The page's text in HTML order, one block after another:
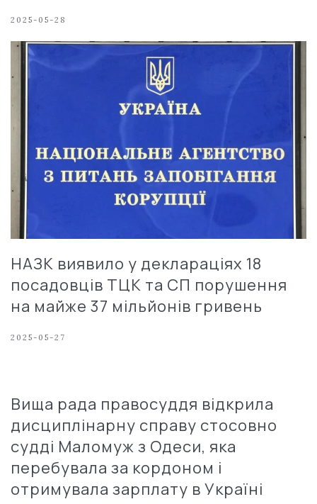
2025-05-28
НАЗК виявило у деклараціях 18
посадовців ТЦК та СП порушення
на майже 37 мільйонів гривень
2025-05-27
Вища рада правосуддя відкрила
дисциплінарну справу стосовно
судді Маломуж з Одеси, яка
перебувала за кордоном і
отримувала зарплату в Україні